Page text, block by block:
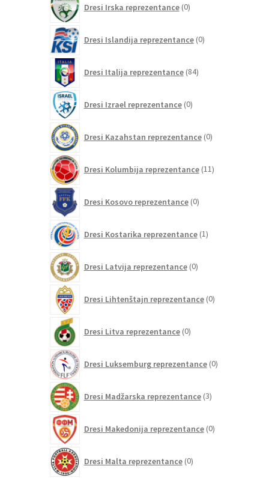
Dresi Irska reprezentance 0izdelkov
Dresi Islandija reprezentance 0izdelkov
Dresi Italija reprezentance 84izdelkov
Dresi Izrael reprezentance 0izdelkov
Dresi Kazahstan reprezentance 0izdelkov
Dresi Kolumbija reprezentance 11izdelkov
Dresi Kosovo reprezentance 0izdelkov
Dresi Kostarika reprezentance 1izdelek
Dresi Latvija reprezentance 0izdelkov
Dresi Lihtenštajn reprezentance 0izdelkov
Dresi Litva reprezentance 0izdelkov
Dresi Luksemburg reprezentance 0izdelkov
Dresi Madžarska reprezentance 3izdelki
Dresi Makedonija reprezentance 0izdelkov
Dresi Malta reprezentance 0izdelkov